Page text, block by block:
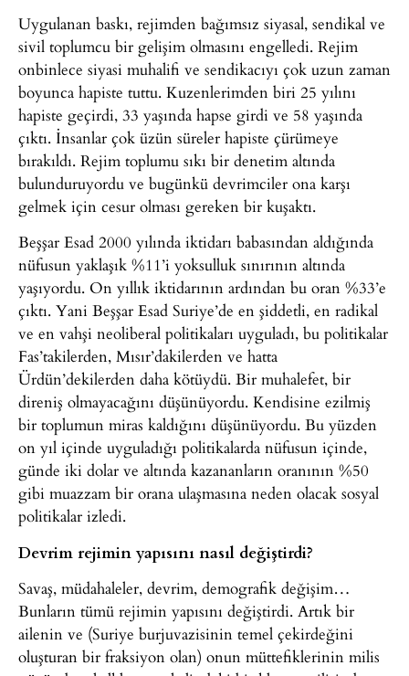
Uygulanan baskı, rejimden bağımsız siyasal, sendikal ve
sivil toplumcu bir gelişim olmasını engelledi. Rejim
onbinlece siyasi muhalifi ve sendikacıyı çok uzun zaman
boyunca hapiste tuttu. Kuzenlerimden biri 25 yılını
hapiste geçirdi, 33 yaşında hapse girdi ve 58 yaşında
çıktı. İnsanlar çok üzün süreler hapiste çürümeye
bırakıldı. Rejim toplumu sıkı bir denetim altında
bulunduruyordu ve bugünkü devrimciler ona karşı
gelmek için cesur olması gereken bir kuşaktı.
Beşşar Esad 2000 yılında iktidarı babasından aldığında
nüfusun yaklaşık %11’i yoksulluk sınırının altında
yaşıyordu. On yıllık iktidarının ardından bu oran %33’e
çıktı. Yani Beşşar Esad Suriye’de en şiddetli, en radikal
ve en vahşi neoliberal politikaları uyguladı, bu politikalar
Fas’takilerden, Mısır’dakilerden ve hatta
Ürdün’dekilerden daha kötüydü. Bir muhalefet, bir
direniş olmayacağını düşünüyordu. Kendisine ezilmiş
bir toplumun miras kaldığını düşünüyordu. Bu yüzden
on yıl içinde uyguladığı politikalarda nüfusun içinde,
günde iki dolar ve altında kazananların oranının %50
gibi muazzam bir orana ulaşmasına neden olacak sosyal
politikalar izledi.
Devrim rejimin yapısını nasıl değiştirdi?
Savaş, müdahaleler, devrim, demografik değişim…
Bunların tümü rejimin yapısını değiştirdi. Artık bir
ailenin ve (Suriye burjuvazisinin temel çekirdeğini
oluşturan bir fraksiyon olan) onun müttefiklerinin milis